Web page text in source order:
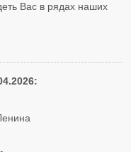
Вас в рядах наших